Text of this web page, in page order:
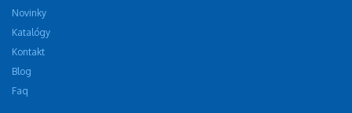
Novinky
Katalógy
Kontakt
Blog
Faq